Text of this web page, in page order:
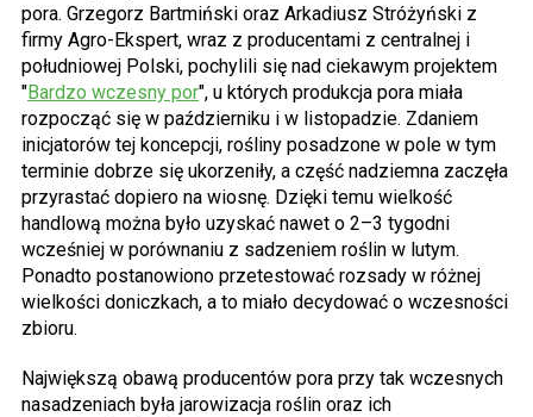
pora. Grzegorz Bartmiński oraz Arkadiusz Stróżyński z
firmy Agro-Ekspert, wraz z producentami z centralnej i
południowej Polski, pochylili się nad ciekawym projektem
"Bardzo wczesny por", u których produkcja pora miała
rozpocząć się w październiku i w listopadzie. Zdaniem
inicjatorów tej koncepcji, rośliny posadzone w pole w tym
terminie dobrze się ukorzeniły, a część nadziemna zaczęła
przyrastać dopiero na wiosnę. Dzięki temu wielkość
handlową można było uzyskać nawet o 2–3 tygodni
wcześniej w porównaniu z sadzeniem roślin w lutym.
Ponadto postanowiono przetestować rozsady w różnej
wielkości doniczkach, a to miało decydować o wczesności
zbioru.
Największą obawą producentów pora przy tak wczesnych
nasadzeniach była jarowizacja roślin oraz ich